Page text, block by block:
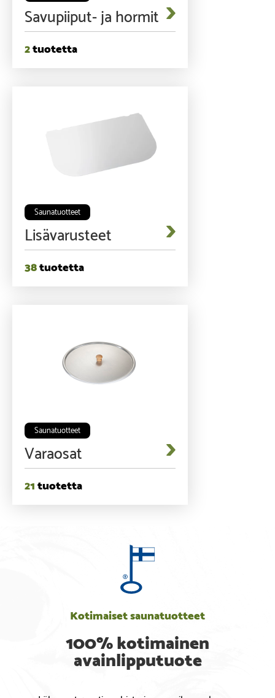
Savupiiput- ja hormit
2
Saunatuotteet
Lisävarusteet
38
Saunatuotteet
Varaosat
21
Kotimaiset saunatuotteet
100% kotimainen
avainlipputuote